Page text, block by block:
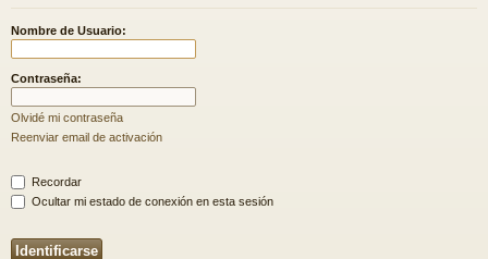
do
Nombre de Usuario:
Contraseña:
Olvidé mi contraseña
Reenviar email de activación
Recordar
Ocultar mi estado de conexión en esta sesión